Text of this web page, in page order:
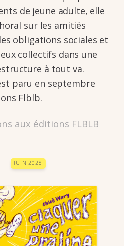
de jeune adulte, elle
sur les amitiés
obli­­ga­­tions sociales et
collec­­tifs dans une
à tout va.
paru en septembre
Flblb.
aux éditions FLBLB
JUIN 2026